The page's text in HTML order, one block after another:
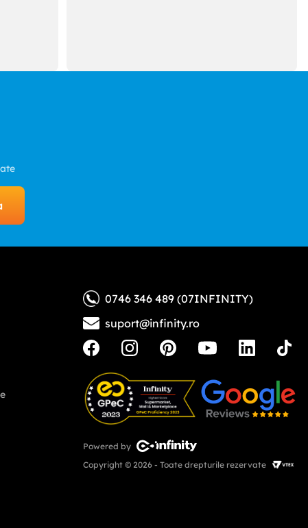
0746 346 489 (07INFINITY)
suport@infinity.ro